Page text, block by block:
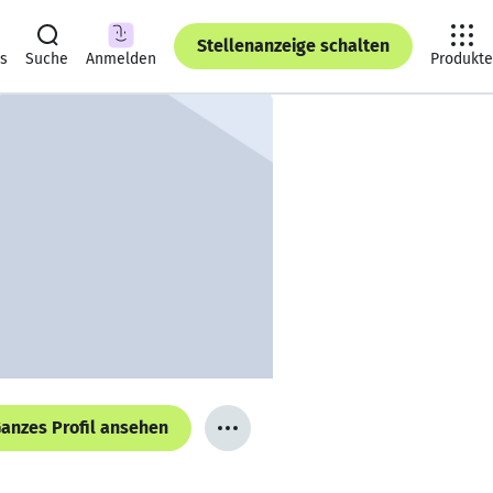
Suche Anmelden
Stellenanzeige schalten
Produkte
Profil ansehen